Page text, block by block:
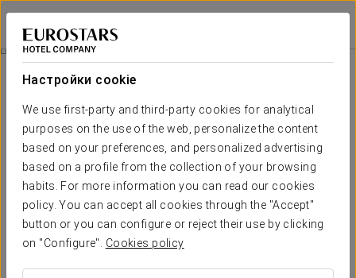
Настройки cookie
We use first-party and third-party cookies for analytical
purposes on the use of the web, personalize the content
based on your preferences, and personalized advertising
based on a profile from the collection of your browsing
habits. For more information you can read our cookies
policy. You can accept all cookies through the "Accept"
button or you can configure or reject their use by clicking
on "Configure". Cookies policy
Eurostars Hotel Real
САНТАНДЕР
Pомантический Опыт
80€
Pомантический опыт